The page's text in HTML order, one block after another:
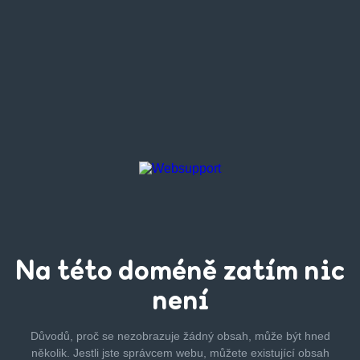
Na této doméně zatím nic
není
Důvodů, proč se nezobrazuje žádný obsah, může být hned
několik. Jestli jste správcem webu, můžete existující obsah